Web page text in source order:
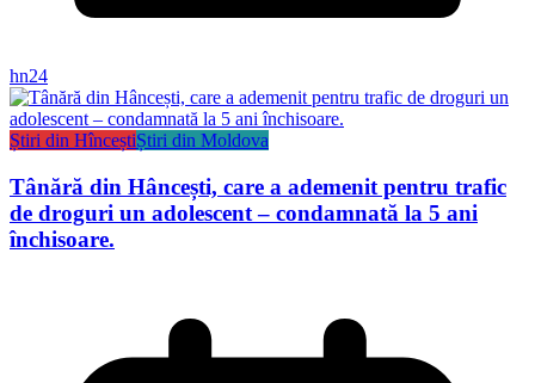
hn24
Știri din HînceștiȘtiri din Moldova
Tânără din Hâncești, care a ademenit pentru trafic
de droguri un adolescent – condamnată la 5 ani
închisoare.